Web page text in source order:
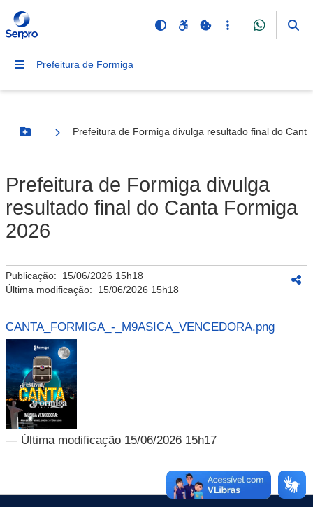
Prefeitura de Formiga
Botão Menu
Prefeitura de Formiga divulga resultado final do
Prefeitura de Formiga divulga
resultado final do Canta Formiga
2026
Publicação: 15/06/2026 15h18
Última modificação: 15/06/2026 15h18
CANTA_FORMIGA_-_M9ASICA_VENCEDORA.png
— Última modificação 15/06/2026 15h17